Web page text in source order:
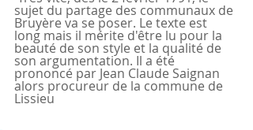
sujet du partage des communaux de
Bruyère va se poser. Le texte est
long mais il mérite d'être lu pour la
beauté de son style et la qualité de
son argumentation. Il a été
prononcé par Jean Claude Saignan
alors procureur de la commune de
Lissieu